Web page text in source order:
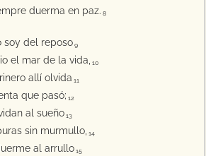
duerma en paz. 8
soy del reposo 9
el mar de la vida, 10
allí olvida 11
que pasó; 12
al sueño 13
sin murmullo, 14
al arrullo 15